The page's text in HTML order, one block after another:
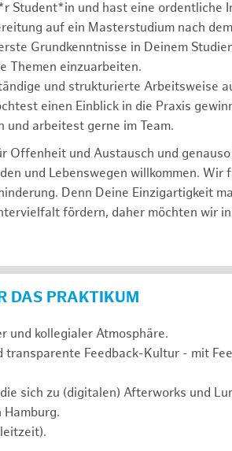
Student*in und hast eine ordentliche
auf ein Masterstudium nach
Grundkenntnisse in Deinem
Themen einzuarbeiten.
und strukturierte Arbeitsweise
einen Einblick in die Praxis
und arbeitest gerne im Team.
Offenheit und Austausch und
und Lebenswegen willkommen. Wir
Denn Deine Einzigartigkeit
fördern, daher möchten wir
DAS PRAKTIKUM
und kollegialer Atmosphäre.
transparente Feedback-Kultur - mit
sich zu (digitalen) Afterworks und